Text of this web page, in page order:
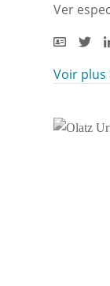
Ver
Voir plus